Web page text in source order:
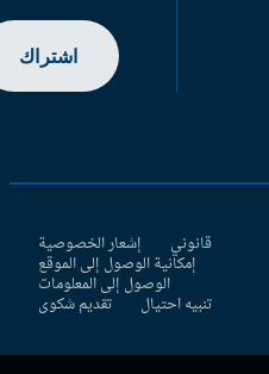
اشتراك
قانوني إشعار الخصوصية
إمكانية الوصول إلى الموقع
الوصول إلى المعلومات
تنبيه احتيال تقديم شكوى